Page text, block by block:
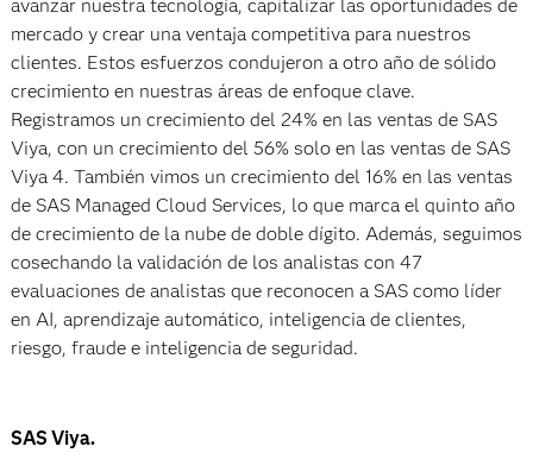
avanzar nuestra tecnología, capitalizar las oportunidades de
mercado y crear una ventaja competitiva para nuestros
clientes. Estos esfuerzos condujeron a otro año de sólido
crecimiento en nuestras áreas de enfoque clave.
Registramos un crecimiento del 24% en las ventas de SAS
Viya, con un crecimiento del 56% solo en las ventas de SAS
Viya 4. También vimos un crecimiento del 16% en las ventas
de SAS Managed Cloud Services, lo que marca el quinto año
de crecimiento de la nube de doble dígito. Además, seguimos
cosechando la validación de los analistas con 47
evaluaciones de analistas que reconocen a SAS como líder
en AI, aprendizaje automático, inteligencia de clientes,
riesgo, fraude e inteligencia de seguridad.
SAS Viya.